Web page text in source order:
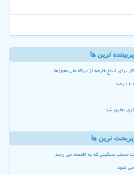
پربیننده ترین ها
اتباع خارجه از درگاه ملی مجوزها
تعلیق شد
پربحث ترین ها
حساب سنگینی که به اقتصاد می رسد
می شود